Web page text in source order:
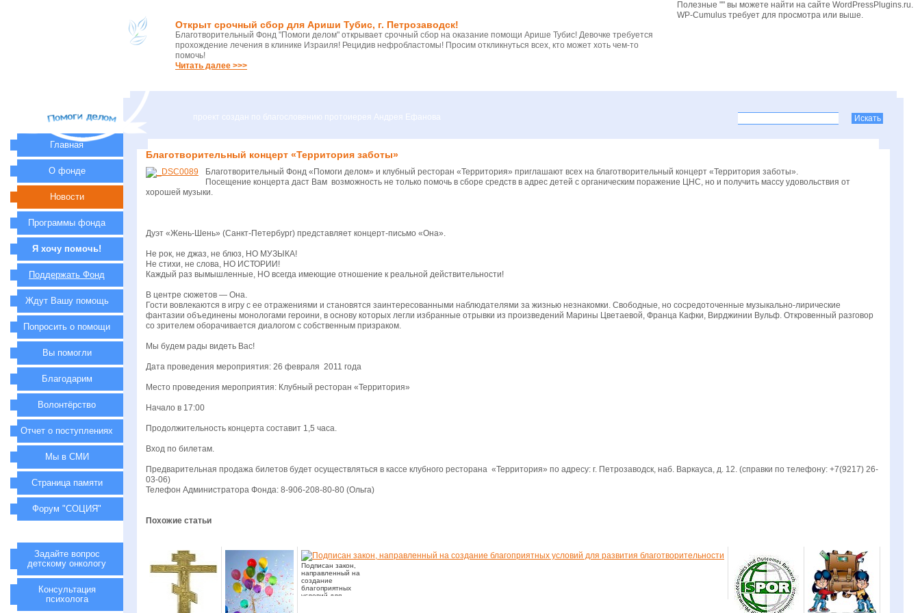
Открыт срочный сбор для Ариши Тубис, г. Петрозаводск!
Благотворительный Фонд "Помоги делом" открывает срочный сбор на оказание помощи Арише Тубис! Девочке требуется
прохождение лечения в клинике Израиля! Рецидив нефробластомы! Просим откликнуться всех, кто может хоть чем-то
помочь!
Читать далее >>>
Полезные "" вы можете найти на сайте WordPressPlugins.ru.
WP-Cumulus требует для просмотра или выше.
проект создан по благословению протоиерея Андрея Ефанова
Благотворительный концерт «Территория заботы»
Благотворительный Фонд «Помоги делом» и клубный ресторан «Территория» приглашают всех на благотворительный концерт «Территория заботы».
Посещение концерта даст Вам возможность не только помочь в сборе средств в адрес детей с органическим поражение ЦНС, но и получить массу удовольствия от
хорошей музыки.
Дуэт «Жень-Шень» (Санкт-Петербург) представляет концерт-письмо «Она».
Не рок, не джаз, не блюз, НО МУЗЫКА!
Не стихи, не слова, НО ИСТОРИИ!
Каждый раз вымышленные, НО всегда имеющие отношение к реальной действительности!
В центре сюжетов — Она.
Гости вовлекаются в игру с ее отражениями и становятся заинтересованными наблюдателями за жизнью незнакомки. Свободные, но сосредоточенные музыкально-лирические
фантазии объединены монологами героини, в основу которых легли избранные отрывки из произведений Марины Цветаевой, Франца Кафки, Вирджинии Вульф. Откровенный разговор
со зрителем оборачивается диалогом с собственным призраком.
Мы будем рады видеть Вас!
Дата проведения мероприятия: 26 февраля 2011 года
Место проведения мероприятия: Клубный ресторан «Территория»
Начало в 17:00
Продолжительность концерта составит 1,5 часа.
Вход по билетам.
Предварительная продажа билетов будет осуществляться в кассе клубного ресторана «Территория» по адресу: г. Петрозаводск, наб. Варкауса, д. 12. (справки по телефону: +7(9217) 26-
03-06)
Телефон Администратора Фонда: 8-906-208-80-80 (Ольга)
Похожие статьи
Подписан закон,
направленный на
создание
благоприятных
условий для
Главная
О фонде
Новости
Программы фонда
Я хочу помочь!
Поддержать Фонд
Ждут Вашу помощь
Попросить о помощи
Вы помогли
Благодарим
Волонтёрство
Отчет о поступлениях
Мы в СМИ
Страница памяти
Форум "СОЦИЯ"
Задайте вопрос
детскому онкологу
Консультация
психолога